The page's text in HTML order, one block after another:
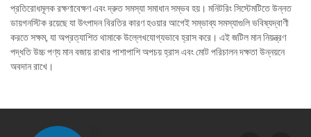
প্রতিরোধমূলক রক্ষণাবেক্ষণ এবং দ্রুত সমস্যা সমাধান সম্ভব হয়। মনিটরিং সিস্টেমটিতে উন্নত
ডায়গনস্টিক রয়েছে যা উৎপাদন বিরতির কারণ হওয়ার আগেই সম্ভাব্য সমস্যাগুলি ভবিষ্যদ্বাণী
করতে সক্ষম, যা অপ্রত্যাশিত থামাকে উল্লেখযোগ্যভাবে হ্রাস করে। এই জটিল মান নিয়ন্ত্রণ
পদ্ধতি উচ্চ পণ্য মান বজায় রাখার পাশাপাশি অপচয় হ্রাস এবং মোট পরিচালন দক্ষতা উন্নয়নে
অবদান রাখে।